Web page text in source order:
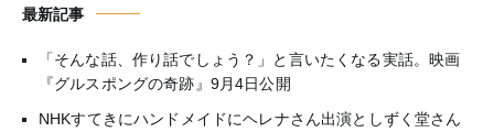
最新記事
「そんな話、作り話でしょう？」と言いたくなる実話。映画
『グルスポングの奇跡』9月4日公開
NHKすてきにハンドメイドにヘレナさん出演としずく堂さん